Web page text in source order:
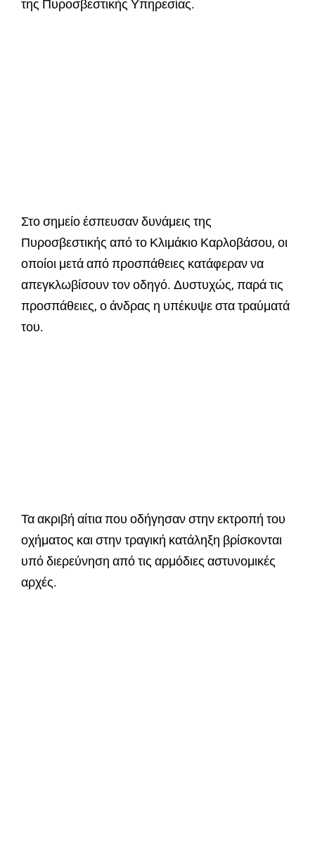
της Πυροσβεστικής Υπηρεσίας.
Στο σημείο έσπευσαν δυνάμεις της
Πυροσβεστικής από το Κλιμάκιο Καρλοβάσου, οι
οποίοι μετά από προσπάθειες κατάφεραν να
απεγκλωβίσουν τον οδηγό. Δυστυχώς, παρά τις
προσπάθειες, ο άνδρας η υπέκυψε στα τραύματά
του.
Τα ακριβή αίτια που οδήγησαν στην εκτροπή του
οχήματος και στην τραγική κατάληξη βρίσκονται
υπό διερεύνηση από τις αρμόδιες αστυνομικές
αρχές.